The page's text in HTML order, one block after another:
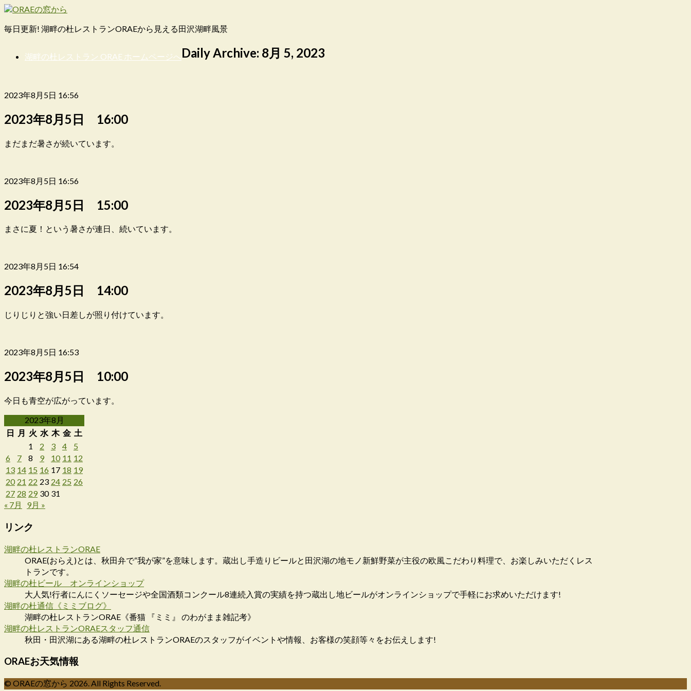
毎日更新! 湖畔の杜レストランORAEから見える田沢湖畔風景
湖畔の杜レストラン ORAE ホームページへDaily Archive: 8月 5, 2023
2023年8月5日 16:56
2023年8月5日 16:00
まだまだ暑さが続いています。
2023年8月5日 16:56
2023年8月5日 15:00
まさに夏！という暑さが連日、続いています。
2023年8月5日 16:54
2023年8月5日 14:00
じりじりと強い日差しが照り付けています。
2023年8月5日 16:53
2023年8月5日 10:00
今日も青空が広がっています。
2023年8月
日 月 火 水 木 金 土
1
2 3 4
5
6
7 8 9 10 11 12
13 14 15 16 17 18 19
20 21 22 23 24 25 26
27 28 29 30 31
« 7月
9月 »
リンク
湖畔の杜レストランORAE
ORAE(おらえ)とは、秋田弁で“我が家”を意味します。蔵出し手造りビールと田沢湖の地モノ新鮮野菜が主役の欧風こだわり料理で、お楽しみいただくレス
トランです。
湖畔の杜ビール オンラインショップ
大人気!行者にんにくソーセージや全国酒類コンクール8連続入賞の実績を持つ蔵出し地ビールがオンラインショップで手軽にお求めいただけます!
湖畔の杜通信《ミミブログ》
湖畔の杜レストランORAE《番猫 『ミミ』 のわがまま雑記考》
湖畔の杜レストランORAEスタッフ通信
秋田・田沢湖にある湖畔の杜レストランORAEのスタッフがイベントや情報、お客様の笑顔等々をお伝えします!
ORAEお天気情報
© ORAEの窓から 2026. All Rights Reserved.